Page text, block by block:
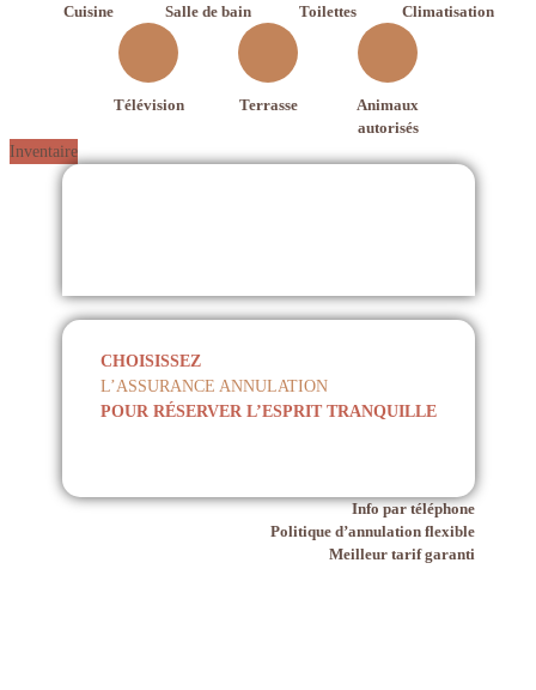
Cuisine Salle de bain Toilettes Climatisation
Télévision Terrasse
Animaux
autorisés
Inventaire
CHOISISSEZ
L’ASSURANCE ANNULATION
POUR RÉSERVER L’ESPRIT TRANQUILLE
Info par téléphone
Politique d’annulation flexible
Meilleur tarif garanti